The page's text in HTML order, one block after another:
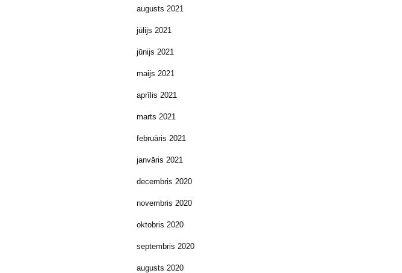
augusts 2021
jūlijs 2021
jūnijs 2021
maijs 2021
aprīlis 2021
marts 2021
februāris 2021
janvāris 2021
decembris 2020
novembris 2020
oktobris 2020
septembris 2020
augusts 2020